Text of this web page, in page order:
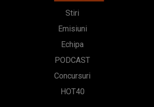
Stiri
Emisiuni
Echipa
PODCAST
Concursuri
HOT40